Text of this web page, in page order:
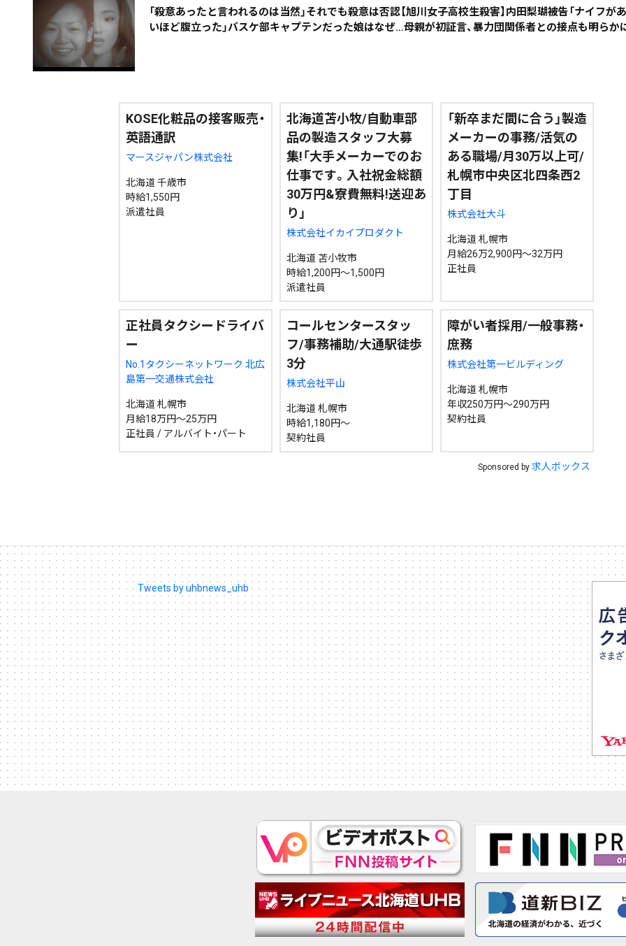
「殺意あったと言われるのは当然」それでも殺意は否認【旭川女子高校生殺害】内田梨瑚被告「ナイフが
いほど腹立った」バスケ部キャプテンだった娘はなぜ…母親が初証言、暴力団関係者との接点も明らか
KOSE化粧品の接客販売・
英語通訳
マースジャパン株式会社
北海道 千歳市
時給1,550円
派遣社員
北海道苫小牧/自動車部
品の製造スタッフ大募
集!「大手メーカーでのお
仕事です。入社祝金総額
30万円&寮費無料!送迎あ
り」
株式会社イカイプロダクト
北海道 苫小牧市
時給1,200円～1,500円
派遣社員
「新卒まだ間に合う」製造
メーカーの事務/活気の
ある職場/月30万以上可/
札幌市中央区北四条西2
丁目
株式会社大斗
北海道 札幌市
月給26万2,900円～32万円
正社員
正社員タクシードライバ
ー
No.1タクシーネットワーク 北広
島第一交通株式会社
北海道 札幌市
月給18万円～25万円
正社員 / アルバイト・パート
コールセンタースタッ
フ/事務補助/大通駅徒歩
3分
株式会社平山
北海道 札幌市
時給1,180円～
契約社員
障がい者採用/一般事務・
庶務
株式会社第一ビルディング
北海道 札幌市
年収250万円～290万円
契約社員
Sponsored by 求人ボックス
Tweets by uhbnews_uhb
期間を絞る
検索